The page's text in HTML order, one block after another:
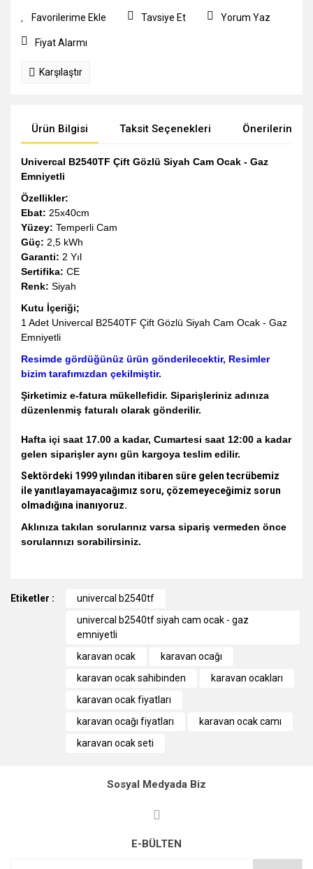
Tavsiye Et Yorum Yaz
Fiyat Alarmı
Karşılaştır
Ürün Bilgisi Taksit Seçenekleri Önerileriniz
Univercal B2540TF Çift Gözlü Siyah Cam Ocak - Gaz
Emniyetli
Özellikler:
Ebat: 25x40cm
Yüzey: Temperli Cam
Güç: 2,5 kWh
Garanti: 2 Yıl
Sertifika: CE
Renk: Siyah
Kutu İçeriği;
1 Adet Univercal B2540TF Çift Gözlü Siyah Cam Ocak - Gaz
Emniyetli
Resimde gördüğünüz ürün gönderilecektir, Resimler
bizim tarafımızdan çekilmiştir.
Şirketimiz e-fatura mükellefidir. Siparişleriniz adınıza
düzenlenmiş faturalı olarak gönderilir.
Hafta içi saat 17.00 a kadar, Cumartesi saat 12:00 a kadar
gelen siparişler aynı gün kargoya teslim edilir.
Sektördeki 1999 yılından itibaren süre gelen tecrübemiz
ile yanıtlayamayacağımız soru, çözemeyeceğimiz sorun
olmadığına inanıyoruz.
Aklınıza takılan sorularınız varsa sipariş vermeden önce
sorularınızı sorabilirsiniz.
konularda yetersiz gördüğünüz noktaları öneri formunu
Görüş ve önerileriniz için teşekkür ederiz.
Ürün resmi kalitesiz, bozuk veya görüntülenemiyor.
Ürün açıklamasında eksik bilgiler bulunuyor.
Ürün bilgilerinde hatalar bulunuyor.
Ürün fiyatı diğer sitelerden daha pahalı.
Bu ürüne benzer farklı alternatifler olmalı.
Gönder
Etiketler :
univercal b2540tf
univercal b2540tf siyah cam ocak - gaz
emniyetli
karavan ocak
karavan ocağı
karavan ocak sahibinden
karavan ocakları
karavan ocak fiyatları
karavan ocağı fiyatları
karavan ocak camı
karavan ocak seti
Sosyal Medyada Biz
E-BÜLTEN